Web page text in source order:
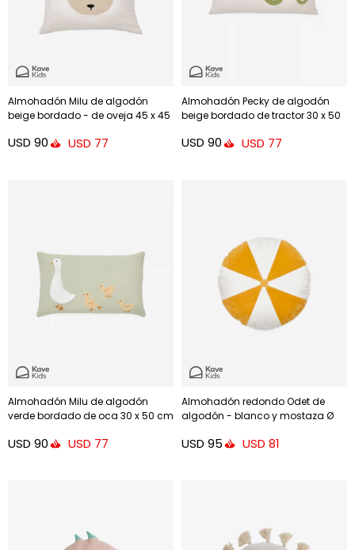
Almohadón Milu de algodón
beige bordado - de oveja 45 x 45
USD 90 USD 77
Almohadón Pecky de algodón
beige bordado de tractor 30 x 50
USD 90 USD 77
Almohadón Milu de algodón
verde bordado de oca 30 x 50 cm
USD 90 USD 77
Almohadón redondo Odet de
algodón - blanco y mostaza Ø
USD 95 USD 81